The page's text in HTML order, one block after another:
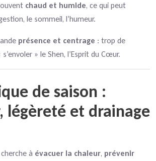
chaud et humide, ce qui peut
le sommeil, l’humeur.
présence et centrage : trop de
» le Shen, l’Esprit du Cœur.
de saison :
légèreté et drainage
à évacuer la chaleur, prévenir